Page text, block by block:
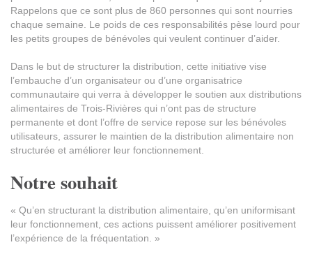
Rappelons que ce sont plus de 860 personnes qui sont nourries
chaque semaine. Le poids de ces responsabilités pèse lourd pour
les petits groupes de bénévoles qui veulent continuer d’aider.
Dans le but de structurer la distribution, cette initiative vise
l’embauche d’un organisateur ou d’une organisatrice
communautaire qui verra à développer le soutien aux distributions
alimentaires de Trois-Rivières qui n’ont pas de structure
permanente et dont l’offre de service repose sur les bénévoles
utilisateurs, assurer le maintien de la distribution alimentaire non
structurée et améliorer leur fonctionnement.
Notre souhait
« Qu’en structurant la distribution alimentaire, qu’en uniformisant
leur fonctionnement, ces actions puissent améliorer positivement
l’expérience de la fréquentation. »